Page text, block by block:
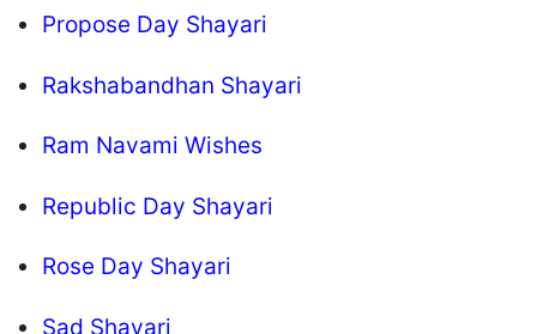
Propose Day Shayari
Rakshabandhan Shayari
Ram Navami Wishes
Republic Day Shayari
Rose Day Shayari
Sad Shayari